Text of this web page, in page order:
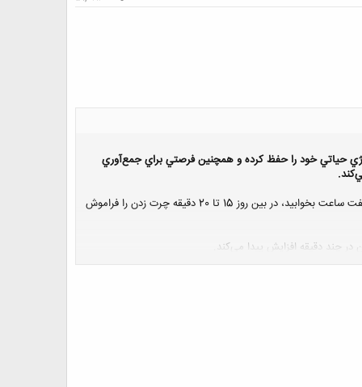
حياتي خود را حفظ كرده و همچنين فرصتي براي جمع‌آوري
براي اين منظور توصيه مي‌شود كه هر روز حداقل 20 تا 25 دقيقه مديتيشن انجام دهيد. مطمئن شويد كه هر شبانه‌روز حداقل هفت ساعت بخوابيد، در بين روز 15 تا 20 دقيقه چرت زدن را فراموش